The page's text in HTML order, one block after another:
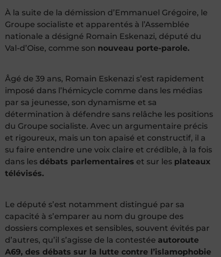
À la suite de la démission d’Emmanuel Grégoire, le
Groupe socialiste et apparentés à l’Assemblée
nationale a désigné Romain Eskenazi, député du
Val-d’Oise, comme son nouveau porte-parole.
Âgé de 39 ans, Romain Eskenazi s’est rapidement
imposé dans l’hémicycle comme dans les médias
par sa jeunesse, son dynamisme et sa
détermination à défendre sans relâche les positions
du Groupe socialiste. Avec un argumentaire précis
et rigoureux, mais un ton apaisé et constructif, il a
su faire entendre une voix claire et crédible, à la fois
dans les débats parlementaires et sur les plateaux
télévisés.
Le député s’est notamment distingué par sa
capacité à s’emparer au nom du groupe des
dossiers complexes et sensibles, souvent évités par
d’autres, qu’il s’agisse de la contestée autoroute
A69, des débats sur la lutte contre l’islamophobie